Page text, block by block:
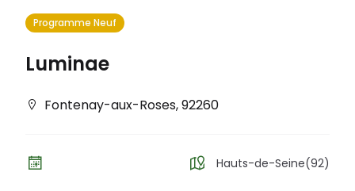
Programme Neuf
Luminae
Fontenay-aux-Roses,92260
Hauts-de-Seine(92)